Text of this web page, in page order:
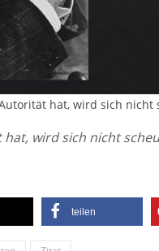
hat, wird sich nicht
wird sich nicht
teilen